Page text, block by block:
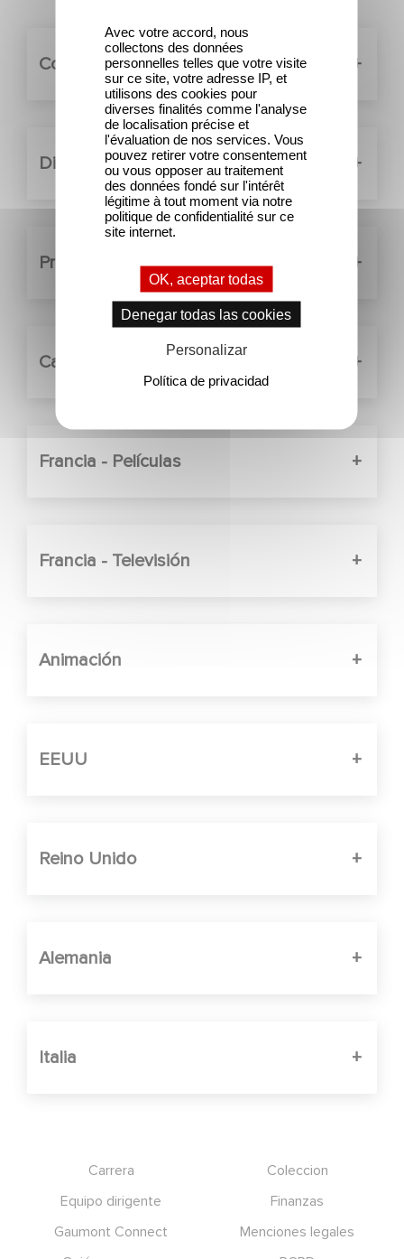
Comité Ejecutivo
Dirección de financiación
Prensa y relaciones públicas
Catálogo
Francia - Películas
Francia - Televisión
Animación
EEUU
Reino Unido
Alemania
Italia
Carrera
Coleccion
Equipo dirigente
Finanzas
Gaumont Connect
Menciones legales
Avec votre accord, nous
collectons des données
personnelles telles que votre visite
sur ce site, votre adresse IP, et
utilisons des cookies pour
diverses finalités comme l'analyse
de localisation précise et
l'évaluation de nos services. Vous
pouvez retirer votre consentement
ou vous opposer au traitement
des données fondé sur l'intérêt
légitime à tout moment via notre
politique de confidentialité sur ce
site internet.
OK, aceptar todas
Denegar todas las cookies
Personalizar
Política de privacidad